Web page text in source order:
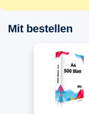
Mit bestellen